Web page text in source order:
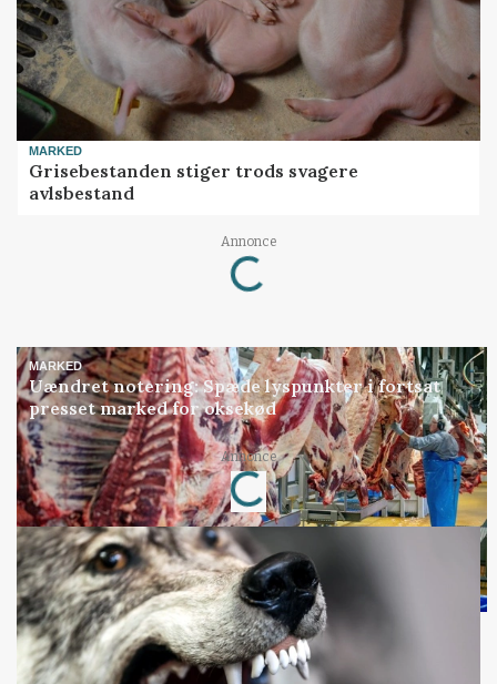
MARKED
Grisebestanden stiger trods svagere
avlsbestand
Annonce
Loading...
MARKED
Uændret notering: Spæde lyspunkter i fortsat
presset marked for oksekød
Annonce
Loading...